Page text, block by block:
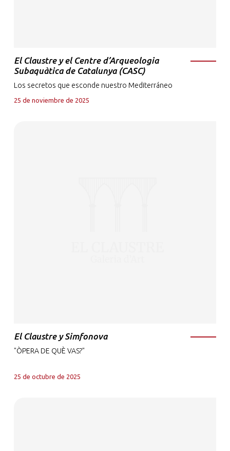
El Claustre y el Centre d’Arqueologia
Subaquàtica de Catalunya (CASC)
Los secretos que esconde nuestro Mediterráneo
25 de noviembre de 2025
El Claustre y Simfonova
"ÒPERA DE QUÈ VAS?"
25 de octubre de 2025